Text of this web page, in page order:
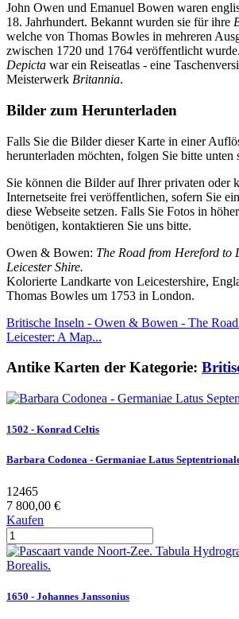
John Owen und Emanuel Bowen waren
18. Jahrhundert. Bekannt wurden sie für ihre
welche von Thomas Bowles in mehreren
zwischen 1720 und 1764 veröffentlicht
Depicta war ein Reiseatlas - eine
Meisterwerk Britannia.
Bilder zum Herunterladen
Falls Sie die Bilder dieser Karte in einer
herunterladen möchten, folgen Sie bitte unten
Sie können die Bilder auf Ihrer privaten oder
Internetseite frei veröffentlichen, sofern Sie
diese Webseite setzen. Falls Sie Fotos in
benötigen, kontaktieren Sie uns bitte.
Owen & Bowen: The Road from Hereford to
Leicester Shire.
Kolorierte Landkarte von Leicestershire,
Thomas Bowles um 1753 in London.
Britische Inseln - Owen & Bowen - The
Leicester: A Map...
Antike Karten der Kategorie:
1502 - Konrad Celtis
Barbara Codonea - Germaniae Latus
12465
7 800,00 €
Kaufen
1650 - Johannes Janssonius